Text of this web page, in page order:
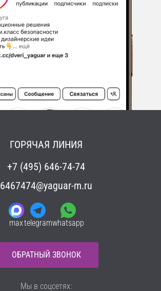
ГОРЯЧАЯ ЛИНИЯ
+7 (495) 646-74-74
6467474@yaguar-m.ru
maxtelegramwhatsapp
ОБРАТНЫЙ ЗВОНОК
Мы в соцсетях: